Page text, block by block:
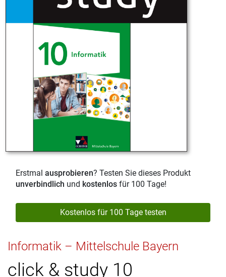
Erstmal ausprobieren? Testen Sie dieses Produkt
unverbindlich und kostenlos für 100 Tage!
Kostenlos für 100 Tage testen
Informatik – Mittelschule Bayern
click & study 10